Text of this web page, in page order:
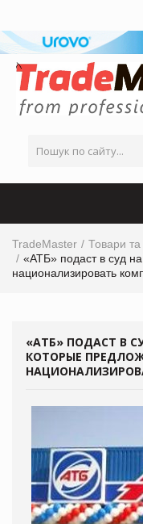
TradeMaster Товари та
«АТБ» подаст в суд
национализировать
«АТБ» ПОДАСТ В
КОТОРЫЕ